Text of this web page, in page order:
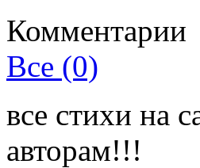
Комментарии
Все (0)
все стихи на
авторам!!!